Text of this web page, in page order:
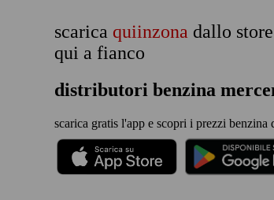
scarica quiinzona dallo
qui a fianco
distributori benzina
scarica gratis l'app e scopri i prezzi